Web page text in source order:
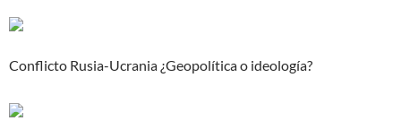
Conflicto Rusia-Ucrania ¿Geopolítica o ideología?